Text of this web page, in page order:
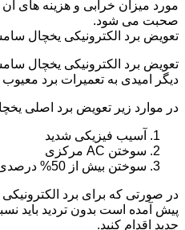
مورد میزان خرابی و هزینه های
صحبت می شود.
تعویض برد الکترونیکی یخچال
تعویض برد الکترونیکی یخچال
دیگر امیدی به تعمیرات برد
در موارد زیر تعویض برد اصلی یخچال 100% می
آسیب فیزیکی شدید
سوختن AC مرکزی
سوختن بیش از 50% درصدی برد اصلی
در صورتی که برای برد
پیش آمده است بدون تردید باید
جدید اقدام کنید.